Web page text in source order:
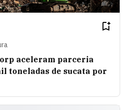
aceleram parceria
toneladas de sucata por